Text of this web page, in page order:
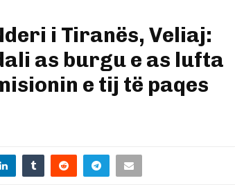
i Tiranës, Veliaj:
as burgu e as lufta
e tij të paqes